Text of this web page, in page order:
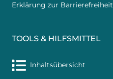
Erklärung zur Barrierefreiheit
TOOLS & HILFSMITTEL
Inhaltsübersicht